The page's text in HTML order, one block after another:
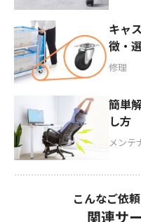
キャ
徴・
修理
簡単
し方
メンテ
こんなご依
関連サ